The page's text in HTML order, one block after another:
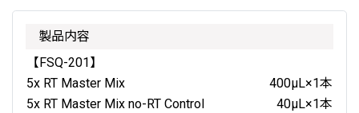
製品内容
【FSQ-201】
5x RT Master Mix
400μL×1本
5x RT Master Mix no-RT Control
40μL×1本